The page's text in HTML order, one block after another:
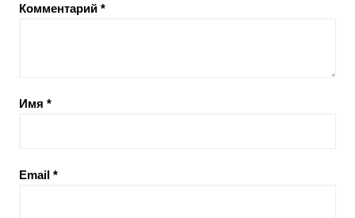
Комментарий *
Имя *
Email *